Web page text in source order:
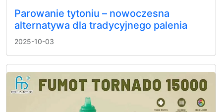
Parowanie tytoniu – nowoczesna
alternatywa dla tradycyjnego palenia
2025-10-03